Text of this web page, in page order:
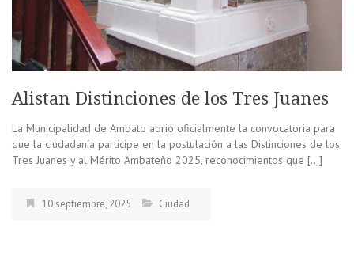
Alistan Distinciones de los Tres Juanes
La Municipalidad de Ambato abrió oficialmente la convocatoria para
que la ciudadanía participe en la postulación a las Distinciones de los
Tres Juanes y al Mérito Ambateño 2025, reconocimientos que […]
10 septiembre, 2025 Ciudad